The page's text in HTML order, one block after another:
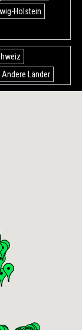
Holstein
Andere Länder